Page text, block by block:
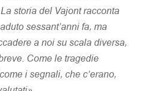
storia del Vajont racconta
sessant’anni fa, ma
a noi su scala diversa,
Come le tragedie
isegnali, che c’erano,